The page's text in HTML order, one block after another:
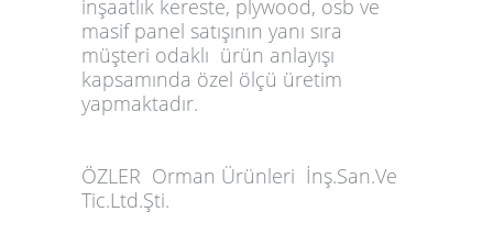
inşaatlık kereste, plywood, osb ve
masif panel satışının yanı sıra
müşteri odaklı ürün anlayışı
kapsamında özel ölçü üretim
yapmaktadır.
ÖZLER Orman Ürünleri İnş.San.Ve
Tic.Ltd.Şti.